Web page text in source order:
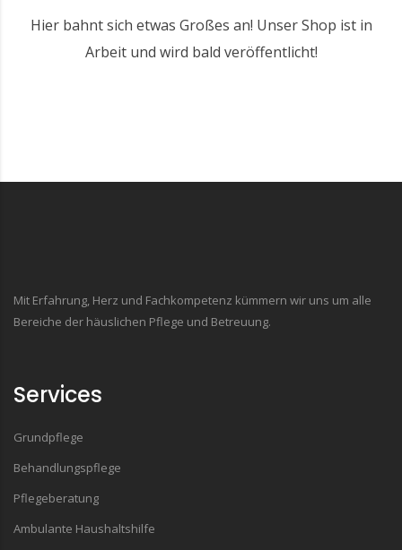
Hier bahnt sich etwas Großes an! Unser Shop ist in
Arbeit und wird bald veröffentlicht!
Mit Erfahrung, Herz und Fachkompetenz kümmern wir uns um alle
Bereiche der häuslichen Pflege und Betreuung.
Services
Grundpflege
Behandlungspflege
Pflegeberatung
Ambulante Haushaltshilfe